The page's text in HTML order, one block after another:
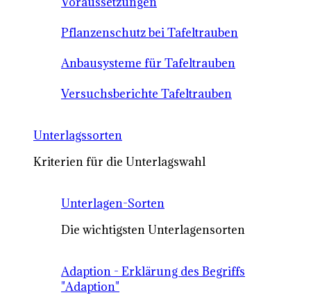
Pflanzenschutz bei Tafeltrauben
Anbausysteme für Tafeltrauben
Versuchsberichte Tafeltrauben
Unterlagssorten
Kriterien für die Unterlagswahl
Unterlagen-Sorten
Die wichtigsten Unterlagensorten
Adaption - Erklärung des Begriffs
"Adaption"